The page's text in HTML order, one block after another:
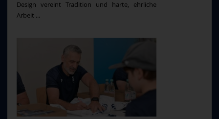
Design vereint Tradition und harte, ehrliche
Arbeit ...